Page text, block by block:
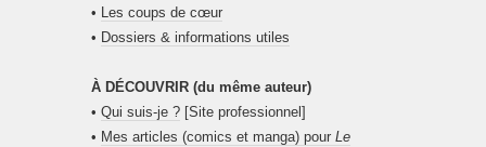
• Les coups de cœur
• Dossiers & informations utiles
À DÉCOUVRIR (du même auteur)
• Qui suis-je ? [Site professionnel]
• Mes articles (comics et manga) pour Le